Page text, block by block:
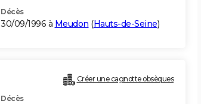
Décès
30/09/1996 à Meudon (Hauts-de-Seine)
Créer une cagnotte obsèques
Décès